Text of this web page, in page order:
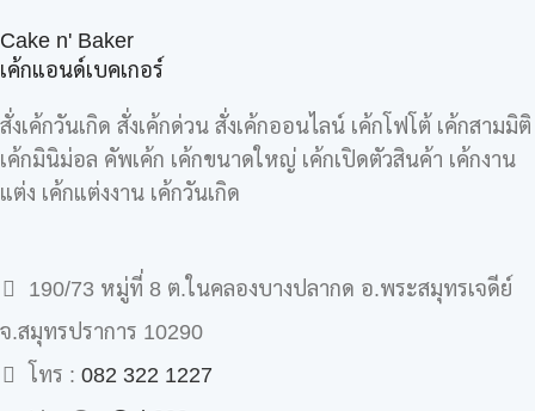
Cake n' Baker
เค้กแอนด์เบคเกอร์
สั่งเค้กวันเกิด สั่งเค้กด่วน สั่งเค้กออนไลน์ เค้กโฟโต้ เค้กสามมิติ
เค้กมินิม่อล คัพเค้ก เค้กขนาดใหญ่ เค้กเปิดตัวสินค้า เค้กงาน
แต่ง เค้กแต่งงาน เค้กวันเกิด
190/73 หมู่ที่ 8 ต.ในคลองบางปลากด อ.พระสมุทรเจดีย์
จ.สมุทรปราการ 10290
โทร : 082 322 1227